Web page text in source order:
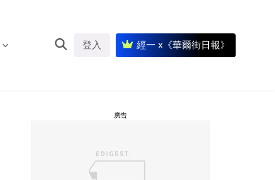
登入 經一 x《華爾街日報》
廣告